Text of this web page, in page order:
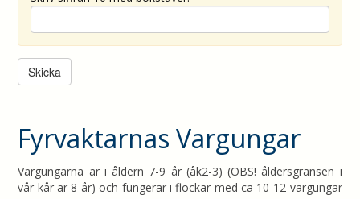
Fyrvaktarnas Vargungar
Vargungarna är i åldern 7-9 år (åk2-3) (OBS! åldersgränsen i
vår kår är 8 år) och fungerar i flockar med ca 10-12 vargungar